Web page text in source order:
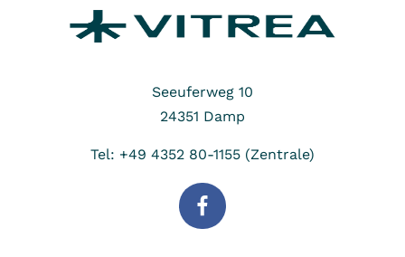
Seeuferweg 10
24351 Damp
Tel: +49 4352 80-1155 (Zentrale)